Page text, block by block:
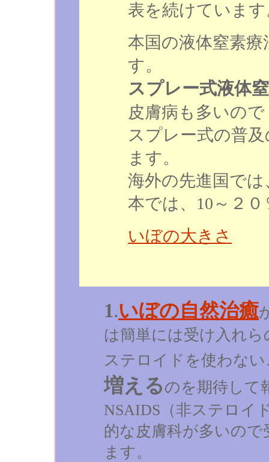
表を続けていま
本国の液体窒素
す。
スプレー式液体
皮膚病も多いので
スプレー式の普
ます。
海外の先進国で
本では、10～２
いぼの大きさ
1.いぼの自然治癒
は簡単には受け入れら
ステロイドを使わな
増えるのを期待して
NSAIDS（非ステロイ
的な皮膚科が多いの
ます。